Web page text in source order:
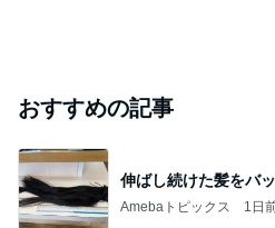
おすすめの記事
伸ばし続けた髪をバ
Amebaトピックス 1日